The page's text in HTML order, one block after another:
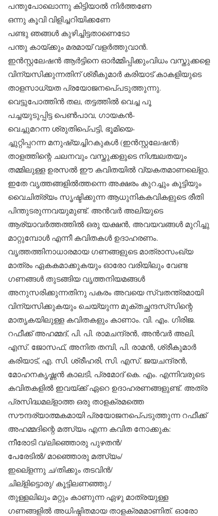
പന്തുപോലൊന്നു കിട്ടിയാല്‍ നിര്‍ത്തണേ
ഒന്നു കൂവി വിളിച്ചറിയിക്കണേ
പണ്ടു ഞങ്ങള്‍ കുഴിച്ചിട്ടതാണെടോ
പന്തു കായ്ക്കും മരമായ് വളര്‍ത്തുവാന്‍.
ഇന്‍സ്റ്റലേഷന്‍ ആര്‍ട്ടിനെ ഓര്‍മ്മിപ്പിക്കുംവിധം വസ്തുക്കളെ
വിന്യസിക്കുന്നതിന് ശ്രീകുമാര്‍ കരിയാട് കാകളിയുടെ
താളസാധ്യത പ്രയോജനപെ്പടുത്തുന്നു.
വെട്ടുപോത്തിന്‍ തല, തട്ടത്തില്‍ വെച്ച പൂ
പച്ചയുടുപ്പിട്ട പെണ്‍പാവ, ഗായകന്‍-
വെച്ചുമറന്ന ശ്രുതിപെ്പട്ടി, ഭൂമിയെ-
ച്ചുറ്റിപ്പറന്ന മനുഷ്യച്ചിറകുകള്‍ (ഇന്‍സ്റ്റലേഷന്‍)
താളത്തിന്റെ ചലനവും വസ്തുക്കളുടെ നിശ്ചലതയും
തമ്മിലുള്ള ഉരസല്‍ ഈ കവിതയില്‍ വ്യകതമാണലെ്‌ളാ.
ഇതേ വൃത്തങ്ങളില്‍ത്തന്നെ അക്ഷരം കുറച്ചും കൂട്ടിയും
വൈചിത്ര്യം സൃഷ്ടിക്കുന്ന ആധുനികകവികളുടെ രീതി
പിന്തുടരുന്നവയുമുണ്ട്. അന്‍വര്‍ അലിയുടെ
ആര്യാവര്‍ത്തത്തില്‍ ഒരു യക്ഷന്‍, അവയവങ്ങള്‍ മുറിച്ചു
മാറ്റുമ്പോള്‍ എന്നീ കവിതകള്‍ ഉദാഹരണം.
വൃത്തത്തിനാധാരമായ ഗണങ്ങളുടെ മാത്രാസംഖ്യ
മാത്രം ഏകകമാക്കുകയും ഓരോ വരിയിലും വേണ്ട
ഗണങ്ങള്‍ തുടങ്ങിയ വൃത്തനിയമങ്ങള്‍
അനുസരിക്കുന്നതിനു പകരം അവയെ സ്വതന്ത്രമായി
വിന്യസിക്കുകയും ചെയ്യുന്ന മുക്തച്ഛന്ദസ്‌സിന്റെ
മാതൃകയിലുള്ള കവിതകളും കാണാം. വി. എം. ഗിരിജ.
റഫീക്ക് അഹമ്മദ്, പി. പി. രാമചന്ദ്രന്‍, അന്‍വര്‍ അലി,
എസ്. ജോസഫ്, അനിത തമ്പി, പി. രാമന്‍, ശ്രീകുമാര്‍
കരിയാട്, എ. സി. ശ്രീഹരി, സി. എസ്. ജയചന്ദ്രന്‍,
മോഹനകൃഷ്ണന്‍ കാലടി, പ്രമോദ് കെ. എം. എന്നിവരുടെ
കവിതകളില്‍ ഇവയ്ക്ക് ഏറെ ഉദാഹരണങ്ങളുണ്ട്. അത്ര
പ്രസിദ്ധമല്‌ളാത്ത ഒരു താളക്രമത്തെ
സൗന്ദര്യാത്മകമായി പ്രയോജനപെ്പടുത്തുന്ന റഫീക്ക്
അഹമ്മദിന്റെ മത്സ്യം എന്ന കവിത നോക്കുക:
നീരോടി വ/ലിഞ്ഞൊരു പുഴതന്‍/
പേരേടില്‍/ മാഞ്ഞൊരു മത്സ്യം/
ഇലെ്‌ളന്നു ച/തിക്കും തടവിന്‍/
ചില്‌ളിട്ടൊരു/ കൂട്ടിലണഞ്ഞു./
തുള്ളലിലും മറ്റും കാണുന്ന ഏഴു മാത്രയുള്ള
ഗണങ്ങളില്‍ അധിഷ്ഠിതമായ താളക്രമമാണിത്. ഓരോ